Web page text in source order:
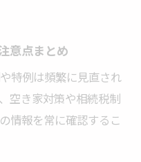
意点まとめ
特例は頻繁に見直され
空き家対策や相続税制
情報を常に確認するこ